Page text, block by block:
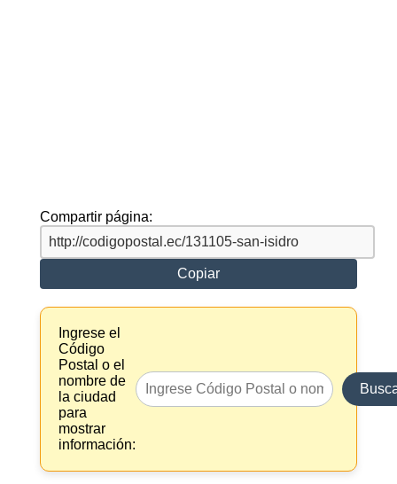
Compartir página:
Copiar
Ingrese el
Código
Postal o el
nombre de
la ciudad
para
mostrar
información: